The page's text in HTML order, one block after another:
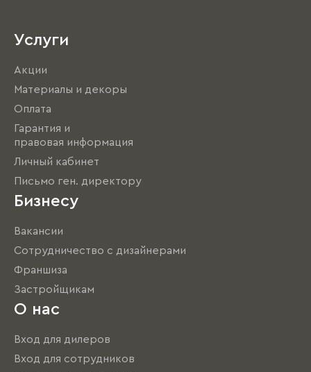
Услуги
Акции
Материалы и декоры
Оплата
Гарантия и
правовая информация
Личный кабинет
Письмо ген. директору
Бизнесу
Вакансии
Сотрудничество с дизайнерами
Франшиза
Застройщикам
О нас
Вход для дилеров
Вход для сотрудников